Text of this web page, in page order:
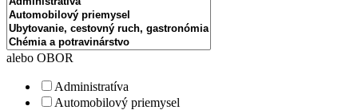
alebo OBOR
Administratíva
Automobilový priemysel